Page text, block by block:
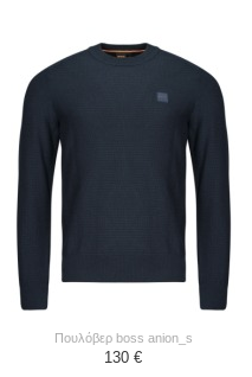
πουλόβερ boss anion_s
130 €